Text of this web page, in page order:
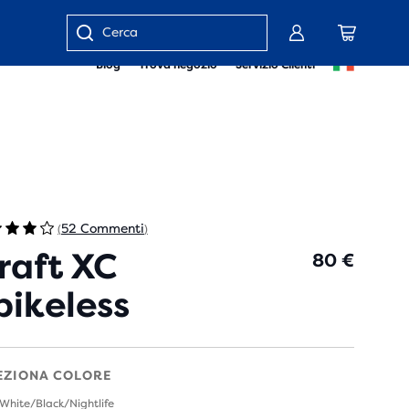
Blog Trova negozio Servizio Clienti
Inserisci
parola
(52 Commenti)
XC
80 €
COLORE
Black/Nightlife